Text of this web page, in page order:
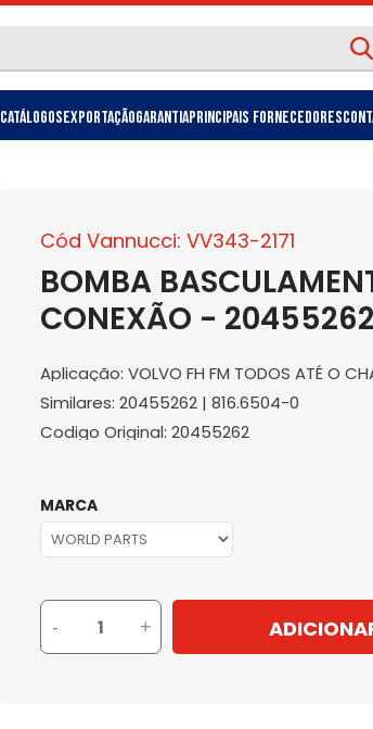
CatálogosExportaçãoGarantiaPrincipais Fornecedores
Cód Vannucci: VV343-2171
BOMBA
CONEXÃO - 20455262
Aplicação: VOLVO FH FM TODOS ATÉ O
Similares: 20455262 | 816.6504-0
Codigo Original: 20455262
MARCA
- +